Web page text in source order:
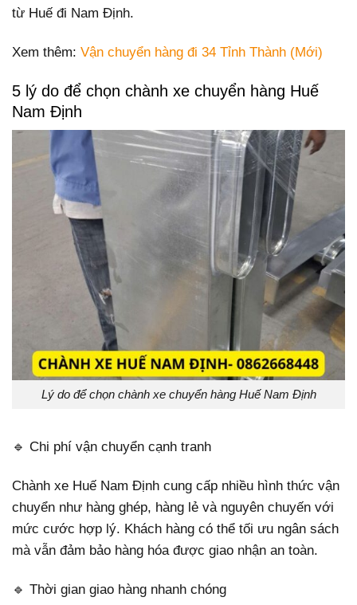
từ Huế đi Nam Định.
Xem thêm: Vận chuyển hàng đi 34 Tỉnh Thành (Mới)
5 lý do để chọn chành xe chuyển hàng Huế
Nam Định
Lý do để chọn chành xe chuyển hàng Huế Nam Định
🔹 Chi phí vận chuyển cạnh tranh
Chành xe Huế Nam Định cung cấp nhiều hình thức vận
chuyển như hàng ghép, hàng lẻ và nguyên chuyến với
mức cước hợp lý. Khách hàng có thể tối ưu ngân sách
mà vẫn đảm bảo hàng hóa được giao nhận an toàn.
🔹 Thời gian giao hàng nhanh chóng